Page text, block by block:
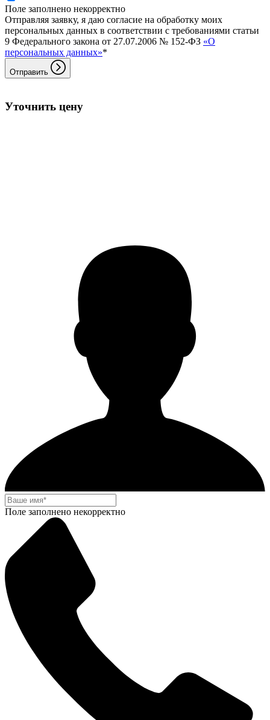
Поле заполнено некорректно
Отправляя заявку, я даю согласие на обработку моих
персональных данных в соответствии с требованиями статьи
9 Федерального закона от 27.07.2006 № 152-ФЗ «О
персональных данных»*
Отправить
Уточнить цену
Поле заполнено некорректно